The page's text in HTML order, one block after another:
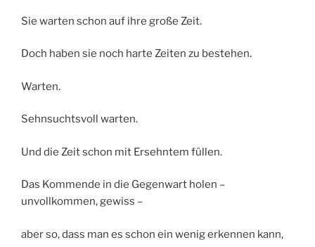
Sie warten schon auf ihre große Zeit.
Doch haben sie noch harte Zeiten zu bestehen.
Warten.
Sehnsuchtsvoll warten.
Und die Zeit schon mit Ersehntem füllen.
Das Kommende in die Gegenwart holen –
unvollkommen, gewiss –
aber so, dass man es schon ein wenig erkennen kann,